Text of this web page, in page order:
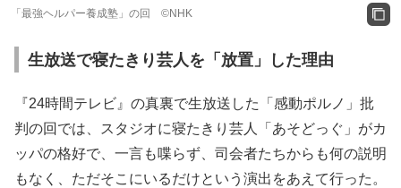
「最強ヘルパー養成塾」の回 ©NHK
生放送で寝たきり芸人を「放置」した理由
『24時間テレビ』の真裏で生放送した「感動ポルノ」批
判の回では、スタジオに寝たきり芸人「あそどっぐ」がカ
ッパの格好で、一言も喋らず、司会者たちからも何の説明
もなく、ただそこにいるだけという演出をあえて行った。